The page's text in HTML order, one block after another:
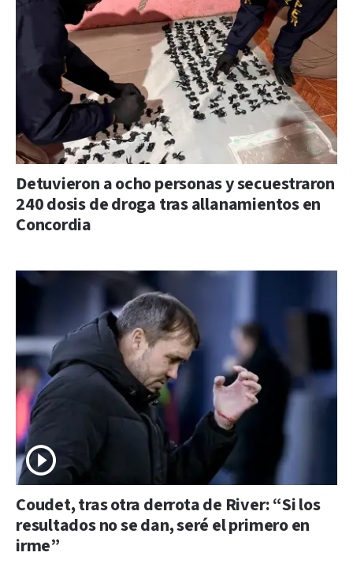
Detuvieron a ocho personas y secuestraron
240 dosis de droga tras allanamientos en
Concordia
Coudet, tras otra derrota de River: “Si los
resultados no se dan, seré el primero en
irme”